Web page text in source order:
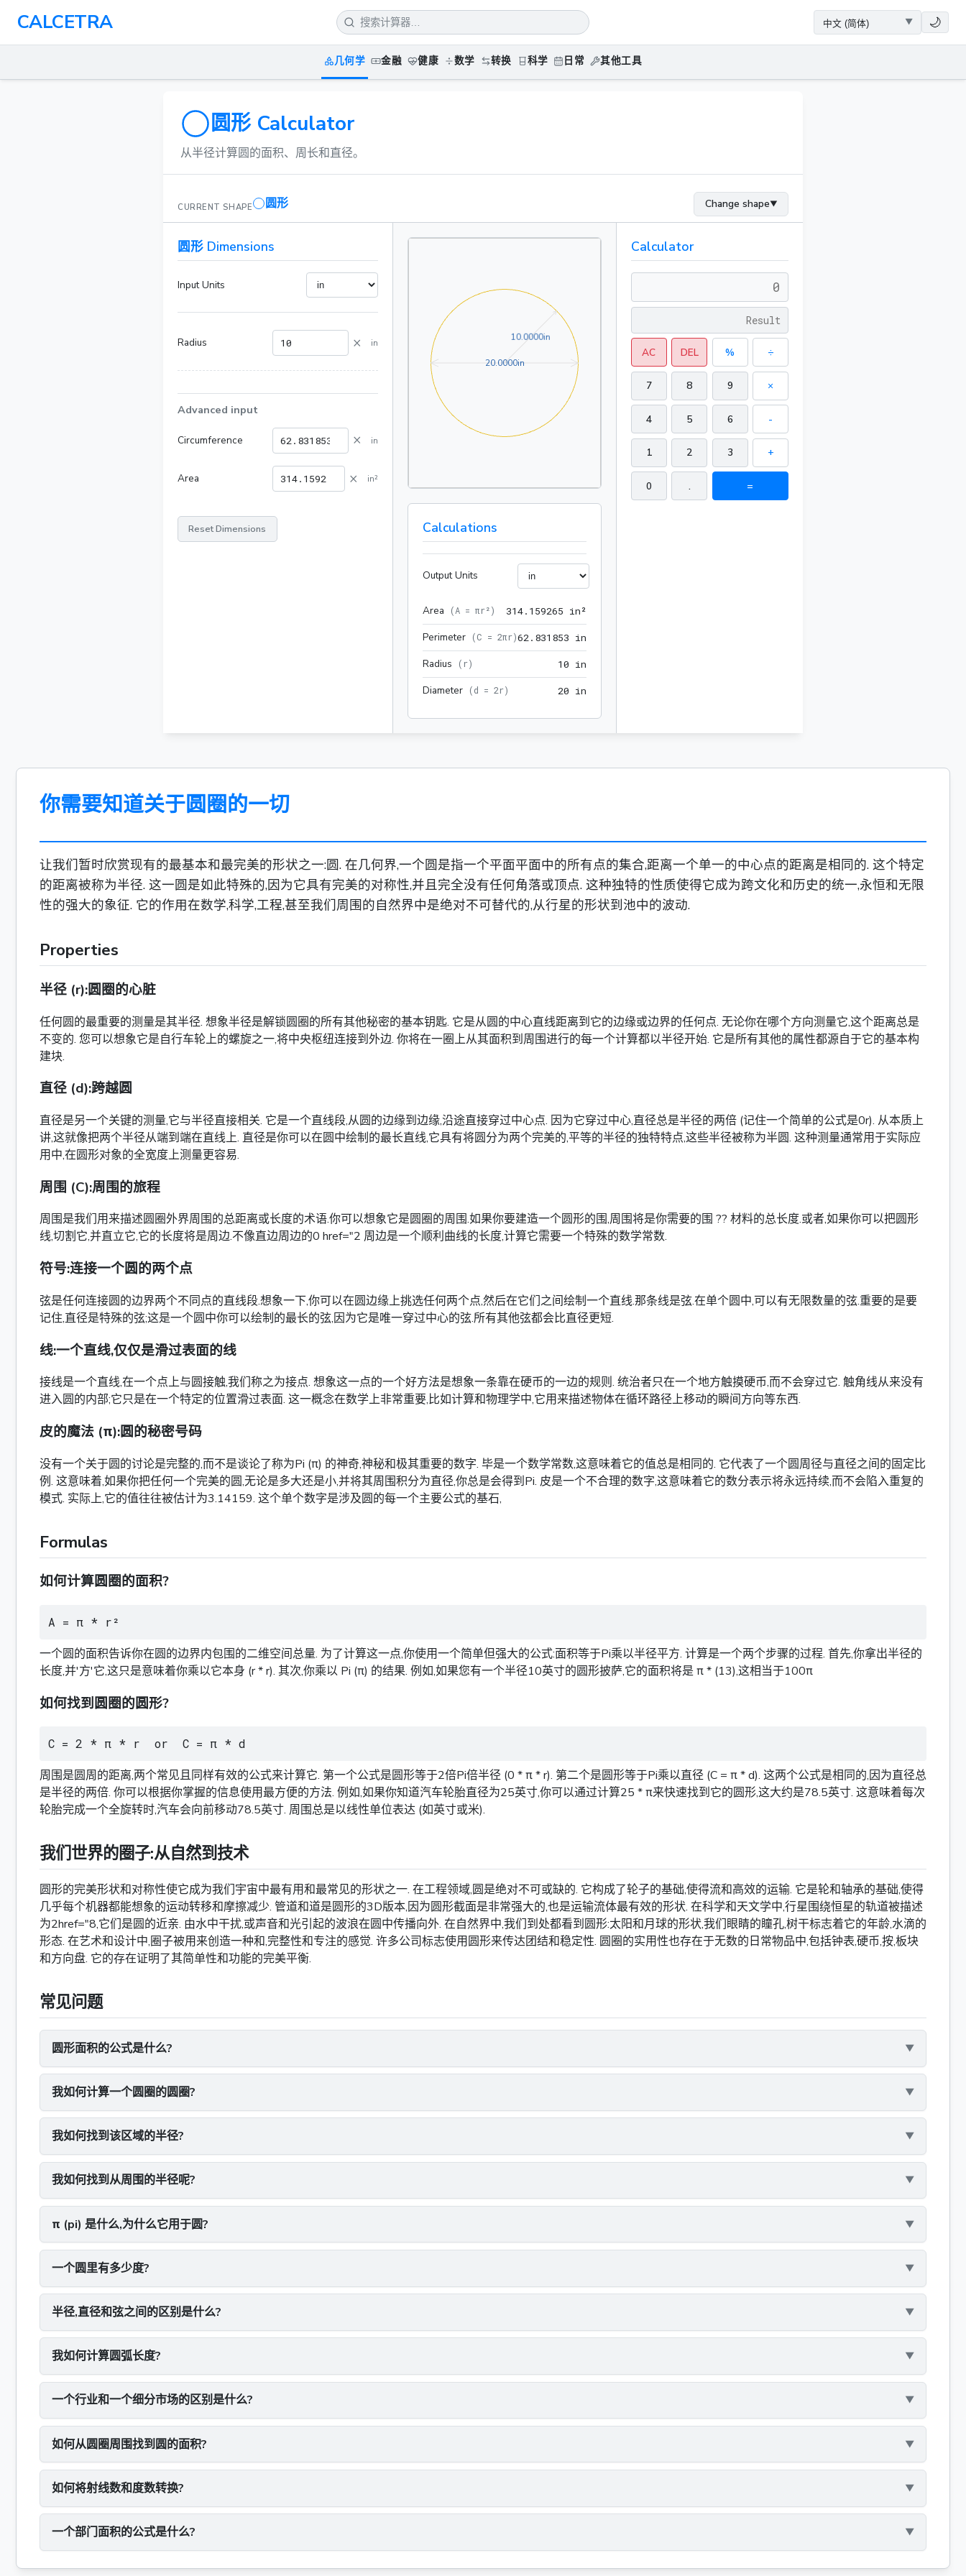
CALCETRA 🌙
几何学 金融 健康 数学 转换 科学 日常 其他工具
圆形 Calculator
从半径计算圆的面积、周长和直径。
CURRENT SHAPE 圆形 Change shape▼
圆形 Dimensions
Input Units
Radius × in
Advanced input
Circumference × in
Area × in²
Reset Dimensions
10.0000in10.0000in
20.0000in20.0000in
Calculations
Output Units
Area (A = πr²) 314. 1 59265 in²
Perimeter (C = 2πr)62. 831 853 in
Radius ( r) 10 in
Diameter (d = 2r) 20 in
Calculator
AC DEL % ÷
7 8 9 ×
4 5 6 -
1 2 3 +
0 . =
你需要知道关于圆圈的一切
让我们暂时欣赏现有的最基本和最完美的形状之一:圆. 在几何界,一个圆是指一个平面平面中的所有点的集合,距离一个单一的中心点的距离是相同的. 这个特定
的距离被称为半径. 这一圆是如此特殊的,因为它具有完美的对称性,并且完全没有任何角落或顶点. 这种独特的性质使得它成为跨文化和历史的统一,永恒和无限
性的强大的象征. 它的作用在数学,科学,工程,甚至我们周围的自然界中是绝对不可替代的,从行星的形状到池中的波动.
Properties
半径 (r):圆圈的心脏
任何圆的最重要的测量是其半径. 想象半径是解锁圆圈的所有其他秘密的基本钥匙. 它是从圆的中心直线距离到它的边缘或边界的任何点. 无论你在哪个方向测量它,这个距离总是
不变的. 您可以想象它是自行车轮上的螺旋之一,将中央枢纽连接到外边. 你将在一圈上从其面积到周围进行的每一个计算都以半径开始. 它是所有其他的属性都源自于它的基本构
建块.
直径 (d):跨越圆
直径是另一个关键的测量,它与半径直接相关. 它是一个直线段,从圆的边缘到边缘,沿途直接穿过中心点. 因为它穿过中心,直径总是半径的两倍 (记住一个简单的公式是0r). 从本质上
讲,这就像把两个半径从端到端在直线上. 直径是你可以在圆中绘制的最长直线,它具有将圆分为两个完美的,平等的半径的独特特点,这些半径被称为半圆. 这种测量通常用于实际应
用中,在圆形对象的全宽度上测量更容易.
周围 (C):周围的旅程
周围是我们用来描述圆圈外界周围的总距离或长度的术语.你可以想象它是圆圈的周围.如果你要建造一个圆形的围,周围将是你需要的围 ?? 材料的总长度.或者,如果你可以把圆形
线,切割它,并直立它,它的长度将是周边.不像直边周边的0 href="2 周边是一个顺利曲线的长度,计算它需要一个特殊的数学常数.
符号:连接一个圆的两个点
弦是任何连接圆的边界两个不同点的直线段.想象一下,你可以在圆边缘上挑选任何两个点,然后在它们之间绘制一个直线.那条线是弦.在单个圆中,可以有无限数量的弦.重要的是要
记住,直径是特殊的弦;这是一个圆中你可以绘制的最长的弦,因为它是唯一穿过中心的弦.所有其他弦都会比直径更短.
线:一个直线,仅仅是滑过表面的线
接线是一个直线,在一个点上与圆接触,我们称之为接点. 想象这一点的一个好方法是想象一条靠在硬币的一边的规则. 统治者只在一个地方触摸硬币,而不会穿过它. 触角线从来没有
进入圆的内部;它只是在一个特定的位置滑过表面. 这一概念在数学上非常重要,比如计算和物理学中,它用来描述物体在循环路径上移动的瞬间方向等东西.
皮的魔法 (π):圆的秘密号码
没有一个关于圆的讨论是完整的,而不是谈论了称为Pi (π) 的神奇,神秘和极其重要的数字. 毕是一个数学常数,这意味着它的值总是相同的. 它代表了一个圆周径与直径之间的固定比
例. 这意味着,如果你把任何一个完美的圆,无论是多大还是小,并将其周围积分为直径,你总是会得到Pi. 皮是一个不合理的数字,这意味着它的数分表示将永远持续,而不会陷入重复的
模式. 实际上,它的值往往被估计为3.14159. 这个单个数字是涉及圆的每一个主要公式的基石,
Formulas
如何计算圆圈的面积?
A = π * r²
一个圆的面积告诉你在圆的边界内包围的二维空间总量. 为了计算这一点,你使用一个简单但强大的公式:面积等于Pi乘以半径平方. 计算是一个两个步骤的过程. 首先,你拿出半径的
长度,并'方'它,这只是意味着你乘以它本身 (r * r). 其次,你乘以 Pi (π) 的结果. 例如,如果您有一个半径10英寸的圆形披萨,它的面积将是 π * (13),这相当于100π
如何找到圆圈的圆形?
C = 2 * π * r  or  C = π * d
周围是圆周的距离,两个常见且同样有效的公式来计算它. 第一个公式是圆形等于2倍Pi倍半径 (0 * π * r). 第二个是圆形等于Pi乘以直径 (C = π * d). 这两个公式是相同的,因为直径总
是半径的两倍. 你可以根据你掌握的信息使用最方便的方法. 例如,如果你知道汽车轮胎直径为25英寸,你可以通过计算25 * π来快速找到它的圆形,这大约是78.5英寸. 这意味着每次
轮胎完成一个全旋转时,汽车会向前移动78.5英寸. 周围总是以线性单位表达 (如英寸或米).
我们世界的圈子:从自然到技术
圆形的完美形状和对称性使它成为我们宇宙中最有用和最常见的形状之一. 在工程领域,圆是绝对不可或缺的. 它构成了轮子的基础,使得流和高效的运输. 它是轮和轴承的基础,使得
几乎每个机器都能想象的运动转移和摩擦减少. 管道和道是圆形的3D版本,因为圆形截面是非常强大的,也是运输流体最有效的形状. 在科学和天文学中,行星围绕恒星的轨道被描述
为2href="8,它们是圆的近亲. 由水中干扰,或声音和光引起的波浪在圆中传播向外. 在自然界中,我们到处都看到圆形:太阳和月球的形状,我们眼睛的瞳孔,树干标志着它的年龄,水滴的
形态. 在艺术和设计中,圈子被用来创造一种和,完整性和专注的感觉. 许多公司标志使用圆形来传达团结和稳定性. 圆圈的实用性也存在于无数的日常物品中,包括钟表,硬币,按,板块
和方向盘. 它的存在证明了其简单性和功能的完美平衡.
常见问题
圆形面积的公式是什么?
我如何计算一个圆圈的圆圈?
我如何找到该区域的半径?
我如何找到从周围的半径呢?
π (pi) 是什么,为什么它用于圆?
一个圆里有多少度?
半径,直径和弦之间的区别是什么?
我如何计算圆弧长度?
一个行业和一个细分市场的区别是什么?
如何从圆圈周围找到圆的面积?
如何将射线数和度数转换?
一个部门面积的公式是什么?